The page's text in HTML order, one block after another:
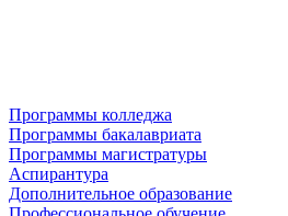
Программы колледжа
Программы бакалавриата
Программы магистратуры
Аспирантура
Дополнительное образование